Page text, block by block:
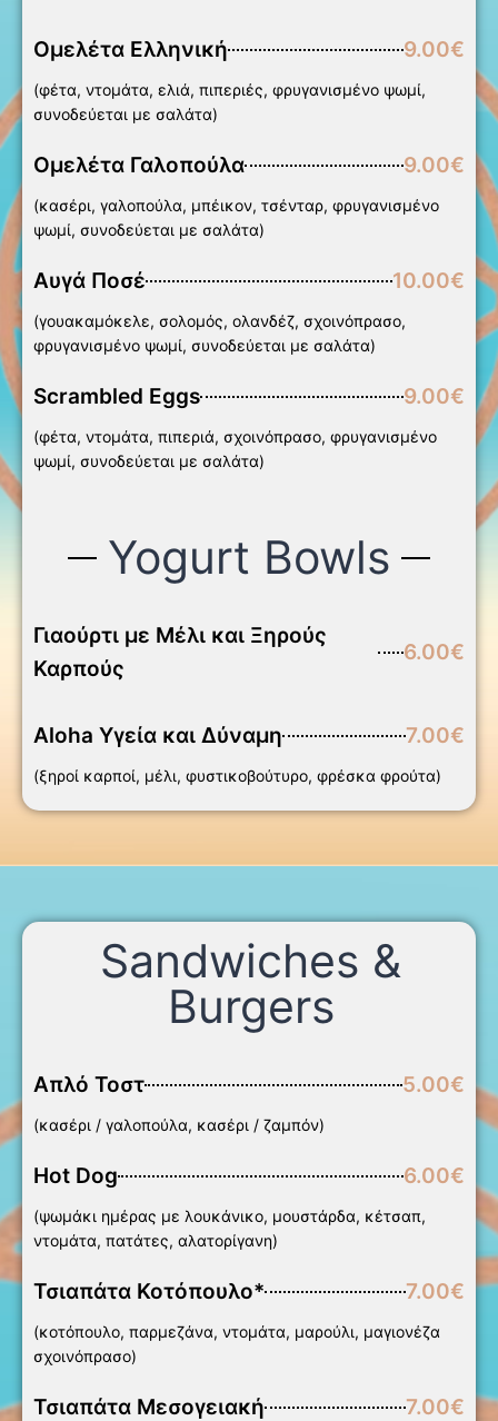
Ομελέτα Ελληνική 9.00€
(φέτα, ντομάτα, ελιά, πιπεριές, φρυγανισμένο ψωμί,
συνοδεύεται με σαλάτα)
Ομελέτα Γαλοπούλα 9.00€
(κασέρι, γαλοπούλα, μπέικον, τσένταρ, φρυγανισμένο
ψωμί, συνοδεύεται με σαλάτα)
Αυγά Ποσέ 10.00€
(γουακαμόκελε, σολομός, ολανδέζ, σχοινόπρασο,
φρυγανισμένο ψωμί, συνοδεύεται με σαλάτα)
Scrambled Eggs 9.00€
(φέτα, ντομάτα, πιπεριά, σχοινόπρασο, φρυγανισμένο
ψωμί, συνοδεύεται με σαλάτα)
Yogurt Bowls
Γιαούρτι με Μέλι και Ξηρούς
Καρπούς
6.00€
Aloha Υγεία και Δύναμη 7.00€
(ξηροί καρποί, μέλι, φυστικοβούτυρο, φρέσκα φρούτα)
Sandwiches &
Burgers
Απλό Τοστ 5.00€
(κασέρι / γαλοπούλα, κασέρι / ζαμπόν)
Hot Dog 6.00€
(ψωμάκι ημέρας με λουκάνικο, μουστάρδα, κέτσαπ,
ντομάτα, πατάτες, αλατορίγανη)
Τσιαπάτα Κοτόπουλο* 7.00€
(κοτόπουλο, παρμεζάνα, ντομάτα, μαρούλι, μαγιονέζα
σχοινόπρασο)
Τσιαπάτα Μεσογειακή 7.00€